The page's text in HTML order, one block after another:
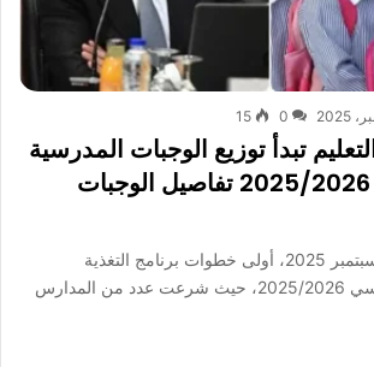
0
15
تبدأ توزيع الوجبات المدرسية
للعام الدراسي 2025/2026 تفاصيل الوجبات
بدأت اليوم الأحد 28 سبتمبر 2025، أولى خطوات برنامج التغذية
المدرسية للعام الدراسي 2025/2026، حيث شرعت عدد من المدارس